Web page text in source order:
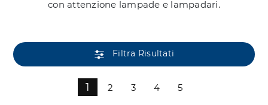
con attenzione lampade e lampadari.
Filtra Risultati
1 2 3 4 5